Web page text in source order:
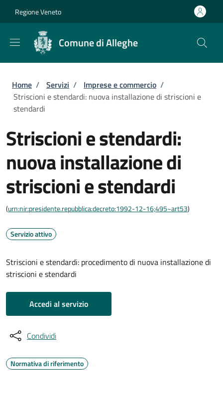
Regione Veneto
Comune di Alleghe
Briciole di pane
Home / Servizi / Imprese e commercio /
Striscioni e stendardi: nuova installazione di striscioni e
stendardi
Striscioni e stendardi:
nuova installazione di
striscioni e stendardi
(urn:nir:presidente.repubblica:decreto:1992-12-16;495~art53)
Servizio attivo
Striscioni e stendardi: procedimento di nuova installazione di
striscioni e stendardi
Accedi al servizio
Condividi
Normativa di riferimento